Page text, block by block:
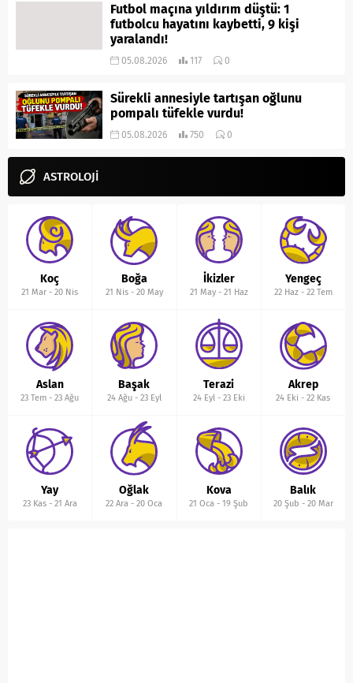
Futbol maçına yıldırım düştü: 1
futbolcu hayatını kaybetti, 9 kişi
yaralandı!
05.08.2026 117 0
Sürekli annesiyle tartışan oğlunu
pompalı tüfekle vurdu!
05.08.2026 750 0
ASTROLOJİ
Koç
21 Mar -20 Nis
Boğa
21 Nis- 20 May
İkizler
21 May- 21 Haz
Yengeç
22 Haz- 22 Tem
Aslan
23 Tem -23 Ağu
Başak
24 Ağu- 23 Eyl
Terazi
24 Eyl - 23 Eki
Akrep
24 Eki -22 Kas
Yay
23 Kas- 21 Ara
Oğlak
22 Ara -20 Oca
Kova
21 Oca -19 Şub
Balık
20 Şub - 20 Mar